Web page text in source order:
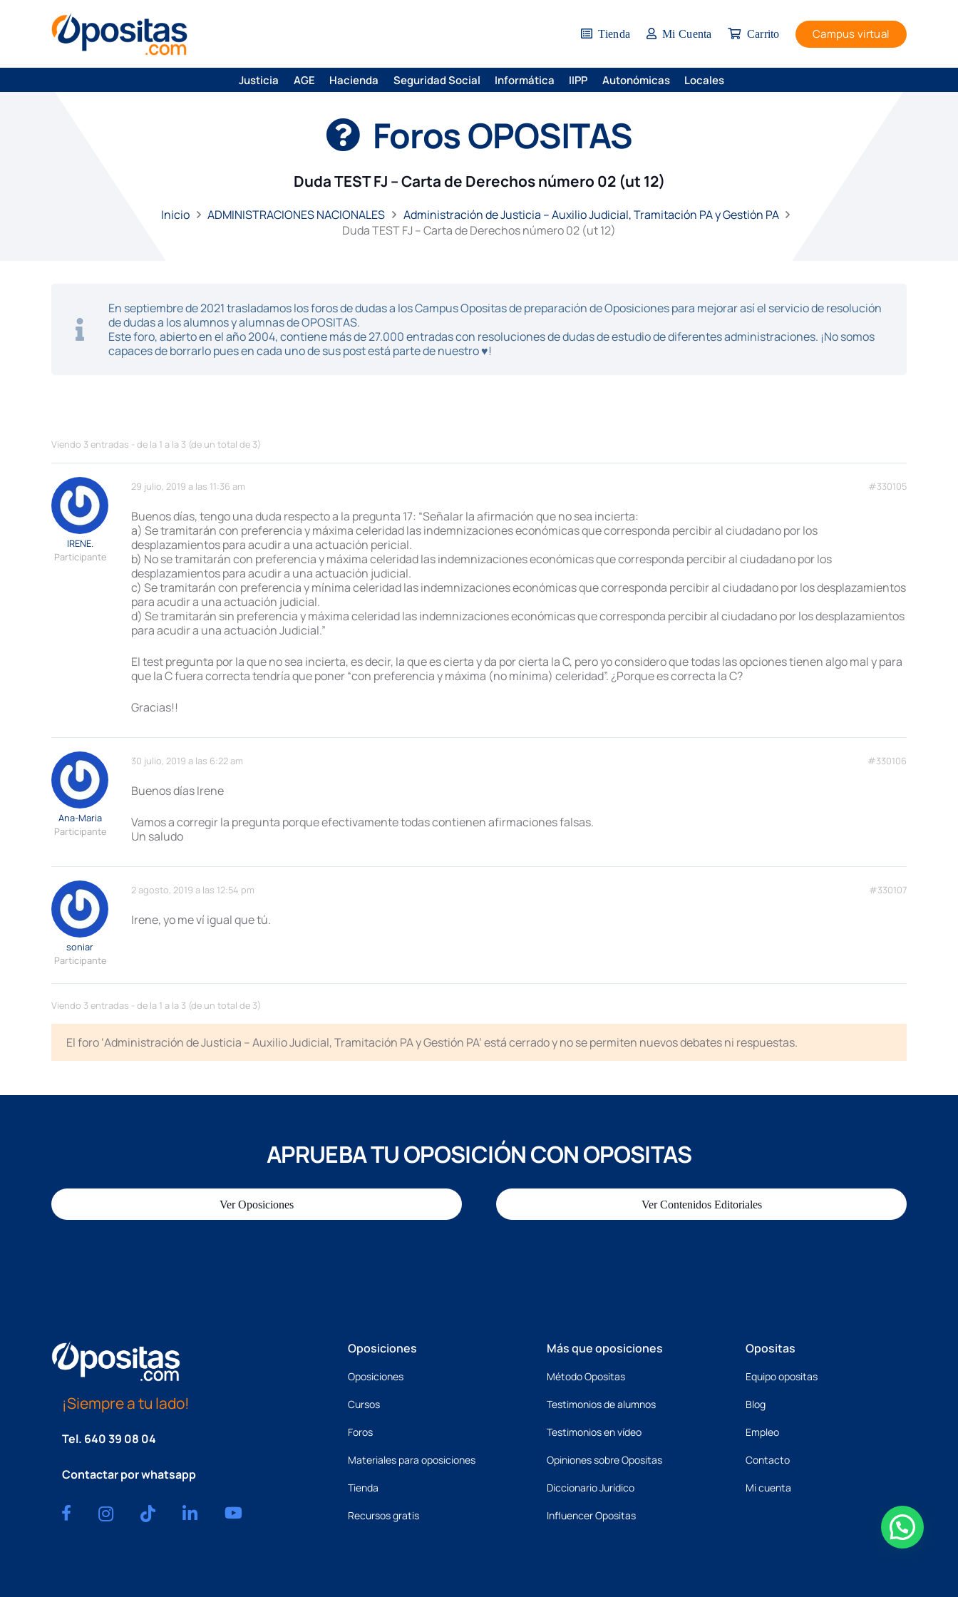
Tienda Mi Cuenta Carrito Campus virtual
Justicia AGE Hacienda Seguridad Social Informática IIPP Autonómicas Locales
Foros OPOSITAS
Duda TEST FJ – Carta de Derechos número 02 (ut 12)
Inicio ADMINISTRACIONES NACIONALES
Administración de Justicia – Auxilio Judicial, Tramitación PA y Gestión PA
Duda TEST FJ – Carta de Derechos número 02 (ut 12)
En septiembre de 2021 trasladamos los foros de dudas a los Campus Opositas de preparación de Oposiciones para mejorar así el servicio de resolución
de dudas a los alumnos y alumnas de OPOSITAS.
Este foro, abierto en el año 2004, contiene más de 27.000 entradas con resoluciones de dudas de estudio de diferentes administraciones. ¡No somos
capaces de borrarlo pues en cada uno de sus post está parte de nuestro ♥!
Viendo 3 entradas - de la 1 a la 3 (de un total de 3)
29 julio, 2019 a las 11:36 am #330105
IRENE.
Participante
Buenos días, tengo una duda respecto a la pregunta 17: “Señalar la afirmación que no sea incierta:
a) Se tramitarán con preferencia y máxima celeridad las indemnizaciones económicas que corresponda percibir al ciudadano por los
desplazamientos para acudir a una actuación pericial.
b) No se tramitarán con preferencia y máxima celeridad las indemnizaciones económicas que corresponda percibir al ciudadano por los
desplazamientos para acudir a una actuación judicial.
c) Se tramitarán con preferencia y mínima celeridad las indemnizaciones económicas que corresponda percibir al ciudadano por los desplazamientos
para acudir a una actuación judicial.
d) Se tramitarán sin preferencia y máxima celeridad las indemnizaciones económicas que corresponda percibir al ciudadano por los desplazamientos
para acudir a una actuación Judicial.”
El test pregunta por la que no sea incierta, es decir, la que es cierta y da por cierta la C, pero yo considero que todas las opciones tienen algo mal y para
que la C fuera correcta tendría que poner “con preferencia y máxima (no mínima) celeridad”. ¿Porque es correcta la C?
Gracias!!
30 julio, 2019 a las 6:22 am #330106
Ana-Maria
Participante
Buenos días Irene
Vamos a corregir la pregunta porque efectivamente todas contienen afirmaciones falsas.
Un saludo
2 agosto, 2019 a las 12:54 pm #330107
soniar
Participante
Irene, yo me ví igual que tú.
Viendo 3 entradas - de la 1 a la 3 (de un total de 3)
El foro ‘Administración de Justicia – Auxilio Judicial, Tramitación PA y Gestión PA’ está cerrado y no se permiten nuevos debates ni respuestas.
APRUEBA TU OPOSICIÓN CON OPOSITAS
Ver Oposiciones Ver Contenidos Editoriales
¡Siempre a tu lado!
Tel. 640 39 08 04
Contactar por whatsapp
Oposiciones
Oposiciones
Cursos
Foros
Materiales para oposiciones
Tienda
Recursos gratis
Más que oposiciones
Método Opositas
Testimonios de alumnos
Testimonios en vídeo
Opiniones sobre Opositas
Diccionario Jurídico
Influencer Opositas
Opositas
Equipo opositas
Blog
Empleo
Contacto
Mi cuenta